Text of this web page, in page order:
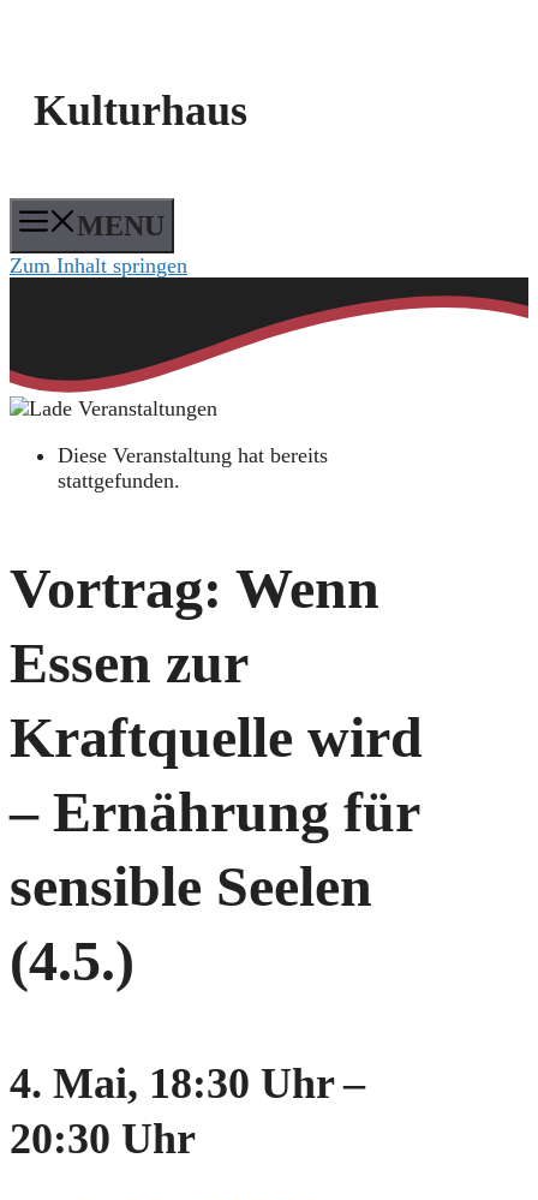
Kulturhaus
MENU
Zum Inhalt springen
Diese Veranstaltung hat bereits
stattgefunden.
Vortrag: Wenn
Essen zur
Kraftquelle wird
– Ernährung für
sensible Seelen
(4.5.)
4. Mai, 18:30 Uhr–
20:30 Uhr